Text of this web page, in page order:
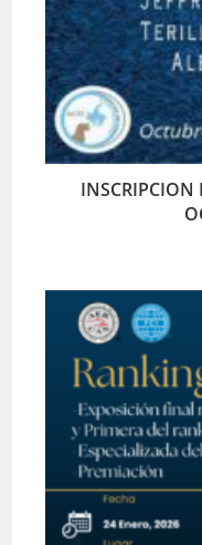
INSCRIPCION